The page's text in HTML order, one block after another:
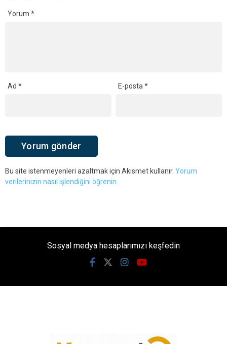
Yorum *
Ad * E-posta*
Bu site istenmeyenleri azaltmak için Akismet kullanır. Yorum
verilerinizin nasıl işlendiğini öğrenin.
Sosyal medya hesaplarımızı keşfedin